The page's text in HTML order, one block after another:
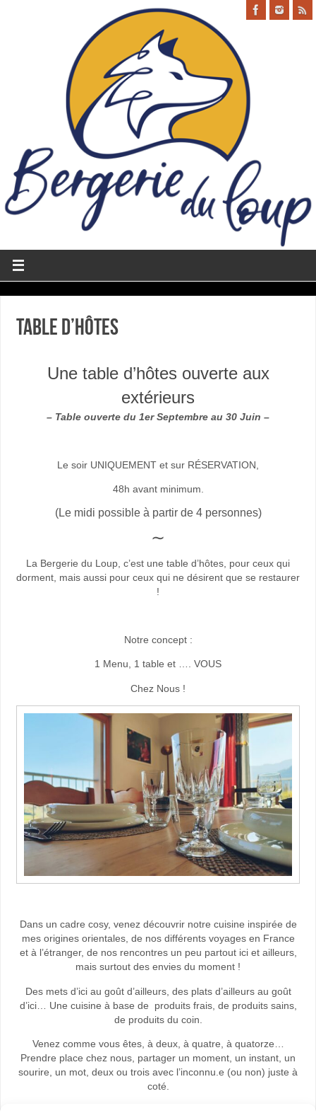
Table d’hôtes
Une table d’hôtes ouverte aux
extérieurs
– Table ouverte du 1er Septembre au 30 Juin –
Le soir UNIQUEMENT et sur RÉSERVATION,
48h avant minimum.
(Le midi possible à partir de 4 personnes)
∼
La Bergerie du Loup, c’est une table d’hôtes, pour ceux qui
dorment, mais aussi pour ceux qui ne désirent que se restaurer
!
Notre concept :
1 Menu, 1 table et …. VOUS
Chez Nous !
Dans un cadre cosy, venez découvrir notre cuisine inspirée de
mes origines orientales, de nos différents voyages en France
et à l’étranger, de nos rencontres un peu partout ici et ailleurs,
mais surtout des envies du moment !
Des mets d’ici au goût d’ailleurs, des plats d’ailleurs au goût
d’ici… Une cuisine à base de produits frais, de produits sains,
de produits du coin.
Venez comme vous êtes, à deux, à quatre, à quatorze…
Prendre place chez nous, partager un moment, un instant, un
sourire, un mot, deux ou trois avec l’inconnu.e (ou non) juste à
coté.